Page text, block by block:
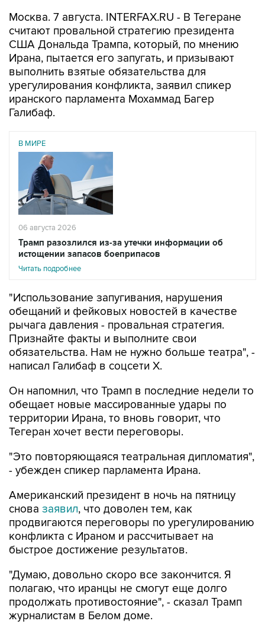
Москва. 7 августа. INTERFAX.RU - В Тегеране
считают провальной стратегию президента
США Дональда Трампа, который, по мнению
Ирана, пытается его запугать, и призывают
выполнить взятые обязательства для
урегулирования конфликта, заявил спикер
иранского парламента Мохаммад Багер
Галибаф.
В МИРЕ
06 августа 2026
Трамп разозлился из-за утечки информации об
истощении запасов боеприпасов
Читать подробнее
"Использование запугивания, нарушения
обещаний и фейковых новостей в качестве
рычага давления - провальная стратегия.
Признайте факты и выполните свои
обязательства. Нам не нужно больше театра", -
написал Галибаф в соцсети X.
Он напомнил, что Трамп в последние недели то
обещает новые массированные удары по
территории Ирана, то вновь говорит, что
Тегеран хочет вести переговоры.
"Это повторяющаяся театральная дипломатия",
- убежден спикер парламента Ирана.
Американский президент в ночь на пятницу
снова заявил, что доволен тем, как
продвигаются переговоры по урегулированию
конфликта с Ираном и рассчитывает на
быстрое достижение результатов.
"Думаю, довольно скоро все закончится. Я
полагаю, что иранцы не смогут еще долго
продолжать противостояние", - сказал Трамп
журналистам в Белом доме.